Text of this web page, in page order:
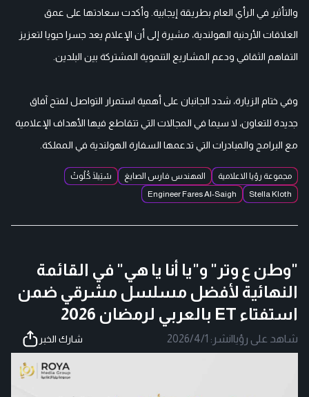
والتأثير في الرأي العام بطريقة إيجابية. وأكدت سعادتها على عمق
العلاقات الأردنية الهولندية، مشيرة إلى أن الإعلام يعد جسرا حيويا لتعزيز
التفاهم الثقافي ودعم المشاريع التنموية المشتركة بين البلدين.
وفي ختام الزيارة، شدد الجانبان على أهمية استمرار التواصل لفتح آفاق
جديدة للتعاون، لا سيما في المجالات التي تتقاطع فيها الأهداف الإعلامية
مع البرامج والمبادرات التي تدعمها السفارة الهولندية في المملكة.
مجموعة رؤيا الاعلامية المهندس فارس الصايغ
سْتِيلَا كُلُوثْ
Stella Kloth
Engineer Fares Al-Saigh
"وطن ع وتر" و"يا أنا يا هي" في القائمة
النهائية لأفضل مسلسل مشرقي ضمن
استفتاء ET بالعربي لرمضان 2026
شاهد على رؤيا|نشر: 2026/4/1 شارك الخبر